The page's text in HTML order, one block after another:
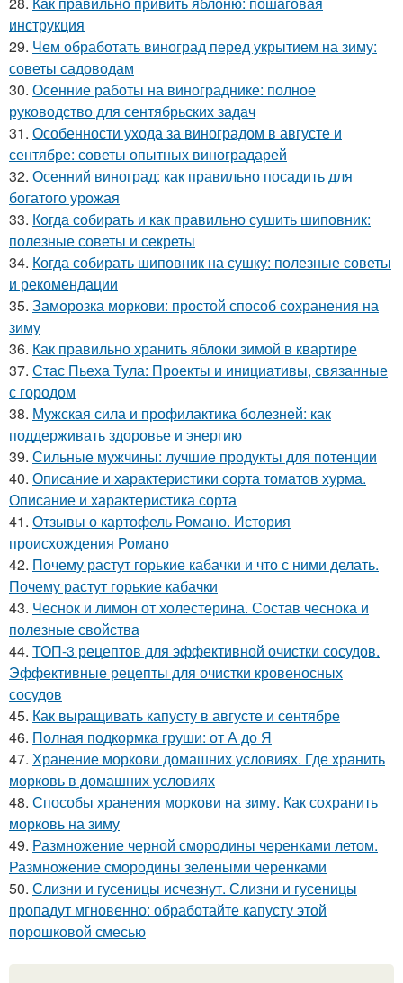
инструкция
29. Чем обработать виноград перед укрытием на зиму:
советы садоводам
30. Осенние работы на винограднике: полное
руководство для сентябрьских задач
31. Особенности ухода за виноградом в августе и
сентябре: советы опытных виноградарей
32. Осенний виноград: как правильно посадить для
богатого урожая
33. Когда собирать и как правильно сушить шиповник:
полезные советы и секреты
34. Когда собирать шиповник на сушку: полезные советы
и рекомендации
35. Заморозка моркови: простой способ сохранения на
зиму
36. Как правильно хранить яблоки зимой в квартире
37. Стас Пьеха Тула: Проекты и инициативы, связанные
с городом
38. Мужская сила и профилактика болезней: как
поддерживать здоровье и энергию
39. Сильные мужчины: лучшие продукты для потенции
40. Описание и характеристики сорта томатов хурма.
Описание и характеристика сорта
41. Отзывы о картофель Романо. История
происхождения Романо
42. Почему растут горькие кабачки и что с ними делать.
Почему растут горькие кабачки
43. Чеснок и лимон от холестерина. Состав чеснока и
полезные свойства
44. ТОП-3 рецептов для эффективной очистки сосудов.
Эффективные рецепты для очистки кровеносных
сосудов
45. Как выращивать капусту в августе и сентябре
46. Полная подкормка груши: от А до Я
47. Хранение моркови домашних условиях. Где хранить
морковь в домашних условиях
48. Способы хранения моркови на зиму. Как сохранить
морковь на зиму
49. Размножение черной смородины черенками летом.
Размножение смородины зелеными черенками
50. Слизни и гусеницы исчезнут. Слизни и гусеницы
пропадут мгновенно: обработайте капусту этой
порошковой смесью